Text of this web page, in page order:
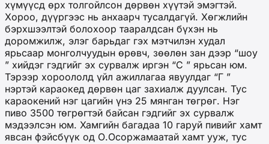
хүмүүсд өрх толгойлсон дөрвөн хүүтэй эмэгтэй.
Хороо, дүүргээс нь анхаарч тусалдагүй. Хөгжлийн
бэрхшээлтэй болохоор тааралдсан бүхэн нь
доромжилж, элэг барьдаг гэх мэтчилэн худал
ярьсаар монголчуудын өрөвч, зөөлөн зан дээр “шоу
” хийдэг гэдгийг эх сурвалж иргэн “С ” ярьсан юм.
Тэрээр хороололд үйл ажиллагаа явуулдаг “Г ”
нэртэй караокед дөрвөн цаг захиалж дуулсан. Тус
караокений нэг цагийн үнэ 25 мянган төгрөг. Нэг
пиво 3500 төгрөгтэй байсан гэдгийг эх сурвалж
мэдээлсэн юм. Хамгийн багадаа 10 гаруй пивийг хамт
явсан фэйсбүүк од О.Осоржамаатай хамт ууж, тус